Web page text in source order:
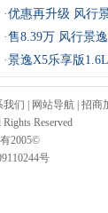
·优惠再升级 风行
·售8.39万 风行景
·景逸X5乐享版
我们 网站导航 招商
Reserved
2005©
号